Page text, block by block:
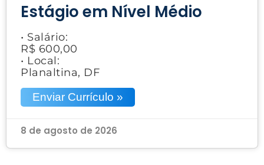
Estágio em Nível Médio
• Salário:
R$ 600,00
• Local:
Planaltina, DF
Enviar Currículo »
8 de agosto de 2026